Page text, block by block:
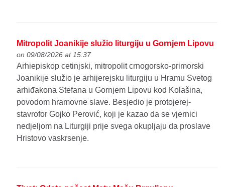
Mitropolit Joanikije služio liturgiju u Gornjem Lipovu
on 09/08/2026 at 15:37
Arhiepiskop cetinjski, mitropolit crnogorsko-primorski
Joanikije služio je arhijerejsku liturgiju u Hramu Svetog
arhiđakona Stefana u Gornjem Lipovu kod Kolašina,
povodom hramovne slave. Besjedio je protojerej-
stavrofor Gojko Perović, koji je kazao da se vjernici
nedjeljom na Liturgiji prije svega okupljaju da proslave
Hristovo vaskrsenje.